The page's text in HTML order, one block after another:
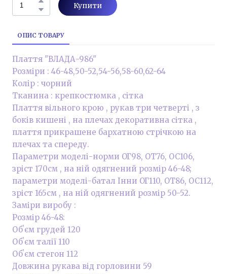
Купити
ОПИС ТОВАРУ
Плаття "ВЛАДА-986"
Розміри : 46-48,50-52,54-56,58-60,62-64
Колір : чорний
Тканина : крепкостюмка , сітка
Плаття вільного крою , рукав три четверті , з
боків кишені , на плечах декоративна сітка ,
плаття прикрашене бархатною стрічкою на
плечах та спереду.
Параметри моделі-норми ОГ98, ОТ76, ОС106,
зріст 170см , на ній одягнений розмір 46-48;
параметри моделі-батал Інни ОГ110, ОТ86, ОС112,
зріст 165см , на ній одягнений розмір 50-52.
Заміри виробу :
Розмір 46-48:
Обʼєм грудей 120
Обʼєм талії 110
Обʼєм стегон 112
Довжина рукава від горловини 59